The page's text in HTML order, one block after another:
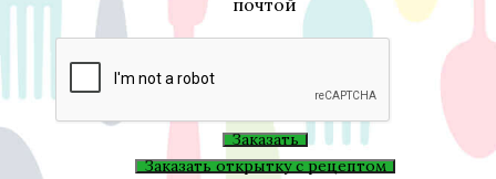
почтой
Заказать
Заказать открытку с рецептом